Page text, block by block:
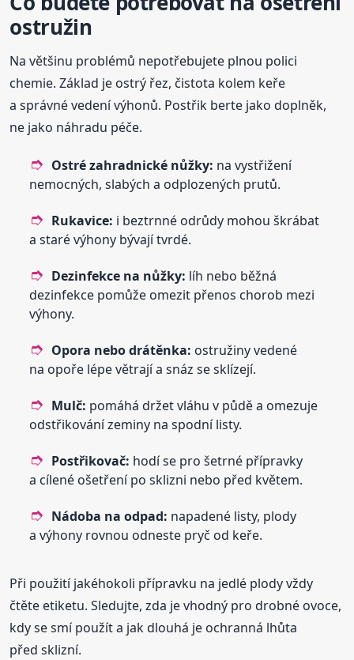
ostružin
Na většinu problémů nepotřebujete plnou polici
chemie. Základ je ostrý řez, čistota kolem keře
a správné vedení výhonů. Postřik berte jako doplněk,
ne jako náhradu péče.
Ostré zahradnické nůžky: na vystřižení
nemocných, slabých a odplozených prutů.
Rukavice: i beztrnné odrůdy mohou škrábat
a staré výhony bývají tvrdé.
Dezinfekce na nůžky: líh nebo běžná
dezinfekce pomůže omezit přenos chorob mezi
výhony.
Opora nebo drátěnka: ostružiny vedené
na opoře lépe větrají a snáz se sklízejí.
Mulč: pomáhá držet vláhu v půdě a omezuje
odstřikování zeminy na spodní listy.
Postřikovač: hodí se pro šetrné přípravky
a cílené ošetření po sklizni nebo před květem.
Nádoba na odpad: napadené listy, plody
a výhony rovnou odneste pryč od keře.
Při použití jakéhokoli přípravku na jedlé plody vždy
čtěte etiketu. Sledujte, zda je vhodný pro drobné ovoce,
kdy se smí použít a jak dlouhá je ochranná lhůta
před sklizní.